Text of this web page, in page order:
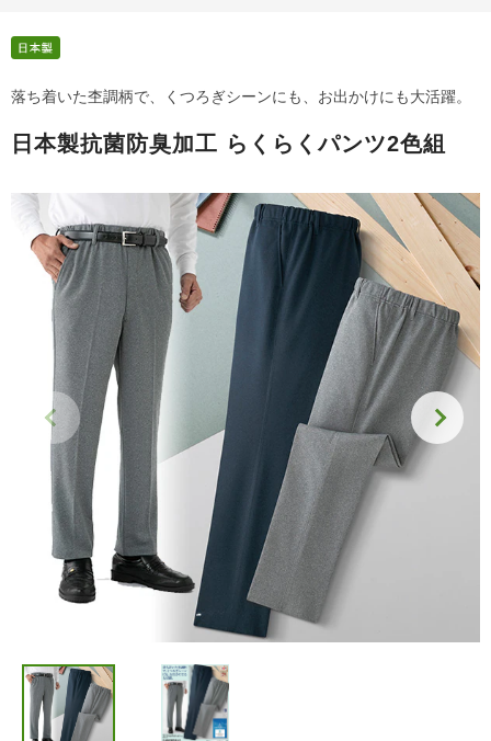
落ち着いた杢調柄で、くつろぎシーンにも、お出かけにも大活躍。
日本製抗菌防臭加工 らくらくパンツ2色組